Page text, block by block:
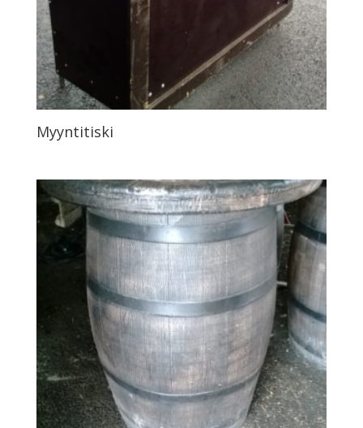
Myyntitiski